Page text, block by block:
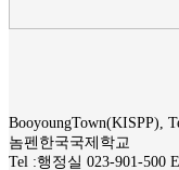
BooyoungTown(KISPP),
놈펜한국국제학교
Tel :행정실 023-901-500